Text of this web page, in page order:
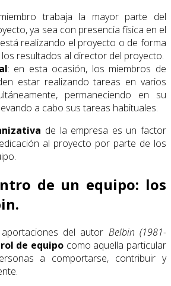
trabaja la mayor parte del
ya sea con presencia física en el
realizando el proyecto o de forma
resultados al director del proyecto.
: en esta ocasión, los miembros de
estar realizando tareas en varios
permaneciendo en su
a cabo sus tareas habituales.
de la empresa es un factor
al proyecto por parte de los
de un equipo: los
del autor Belbin (1981-
rol de equipo como aquella particular
a comportarse, contribuir y